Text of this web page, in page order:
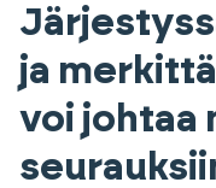
ja
voi johtaa